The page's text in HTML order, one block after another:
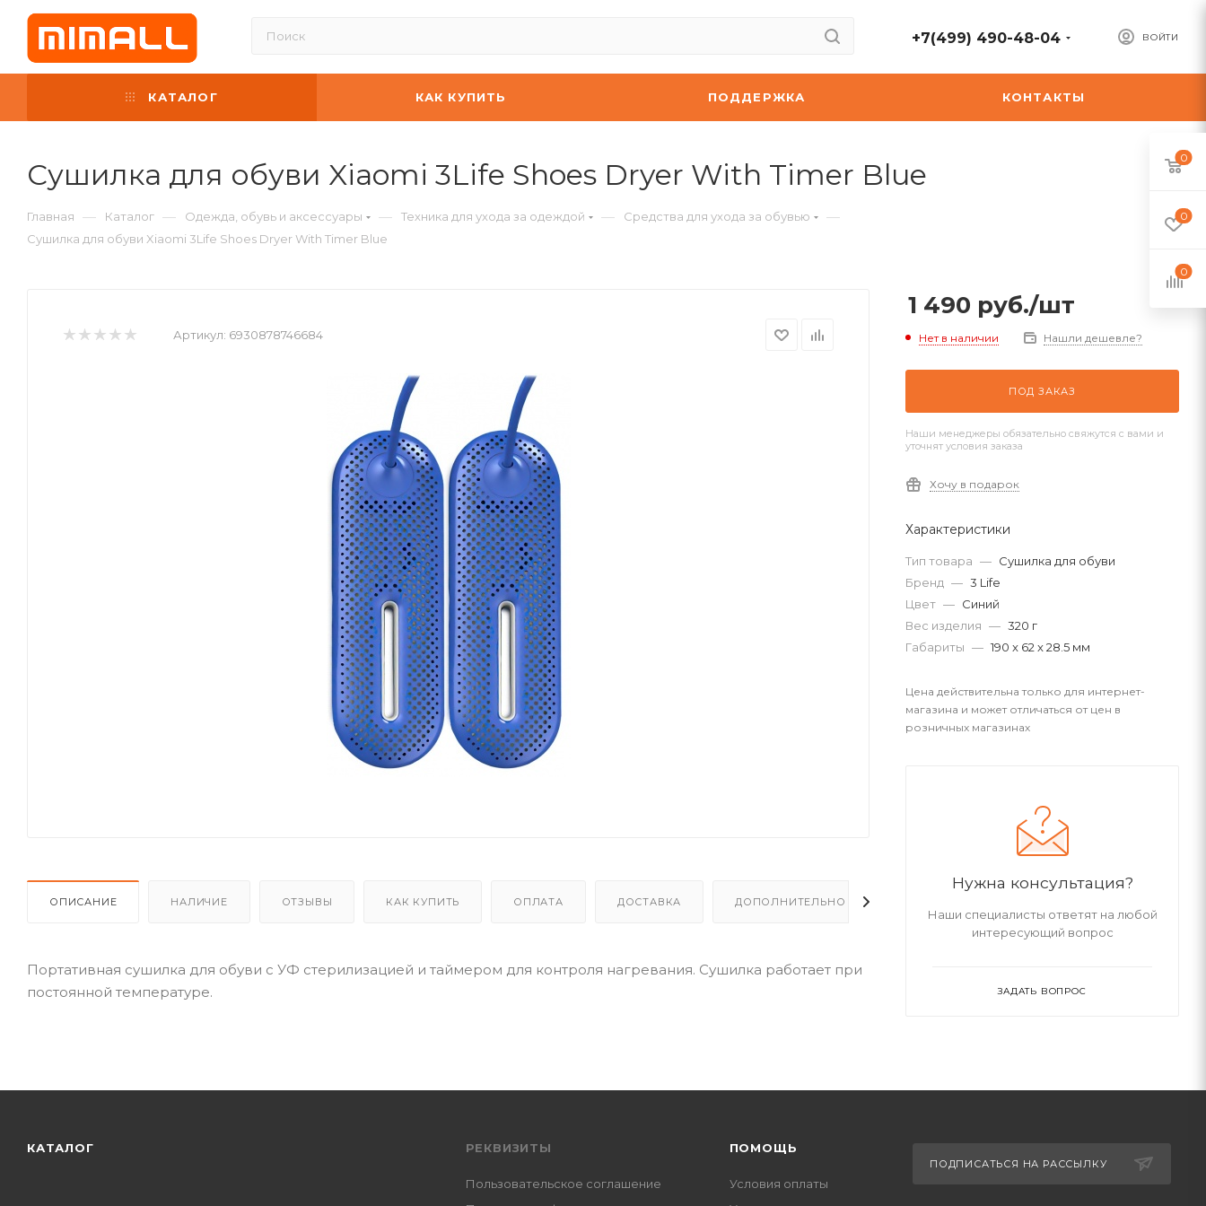
ВОЙТИ
+7(499) 490-48-04
КАТАЛОГ КАК КУПИТЬ ПОДДЕРЖКА КОНТАКТЫ
Сушилка для обуви Xiaomi 3Life Shoes Dryer With Timer Blue
Главная — Каталог — Одежда, обувь и аксессуары — Техника для ухода за одеждой — Средства для ухода за обувью —
Сушилка для обуви Xiaomi 3Life Shoes Dryer With Timer Blue
Артикул: 6930878746684
ОПИСАНИЕ НАЛИЧИЕ ОТЗЫВЫ КАК КУПИТЬ ОПЛАТА ДОСТАВКА ДОПОЛНИТЕЛЬНО
Портативная сушилка для обуви с УФ стерилизацией и таймером для контроля нагревания. Сушилка работает при
постоянной температуре.
1 490 руб./шт
Нет в наличии Нашли дешевле?
ПОД ЗАКАЗ
Наши менеджеры обязательно свяжутся с вами и
уточнят условия заказа
Хочу в подарок
Характеристики
Тип товара — Сушилка для обуви
Бренд — 3 Life
Цвет — Синий
Вес изделия — 320 г
Габариты — 190 x 62 x 28.5 мм
Цена действительна только для интернет-
магазина и может отличаться от цен в
розничных магазинах
Нужна консультация?
Наши специалисты ответят на любой
интересующий вопрос
ЗАДАТЬ ВОПРОС
КАТАЛОГ РЕКВИЗИТЫ
Пользовательское соглашение
ПОМОЩЬ
Условия оплаты
ПОДПИСАТЬСЯ НА РАССЫЛКУ
0
0
0